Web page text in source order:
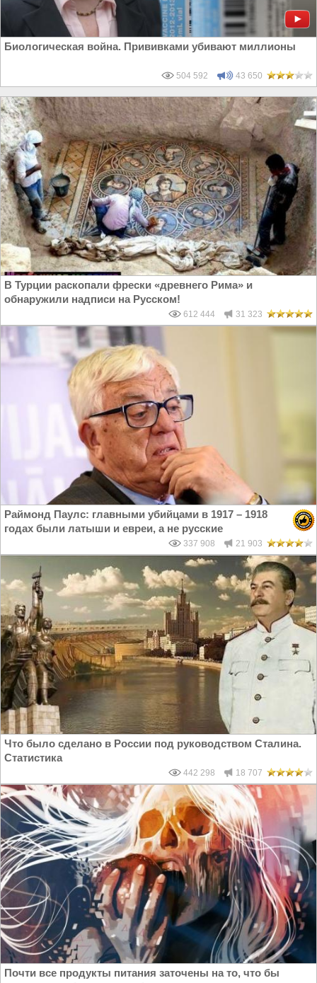
Биологическая война. Прививками убивают миллионы
504 592 43 650
В Турции раскопали фрески «древнего Рима» и
обнаружили надписи на Русском!
612 444 31 323
Раймонд Паулс: главными убийцами в 1917 – 1918
годах были латыши и евреи, а не русские
337 908 21 903
Что было сделано в России под руководством Сталина.
Статистика
442 298 18 707
Почти все продукты питания заточены на то, что бы